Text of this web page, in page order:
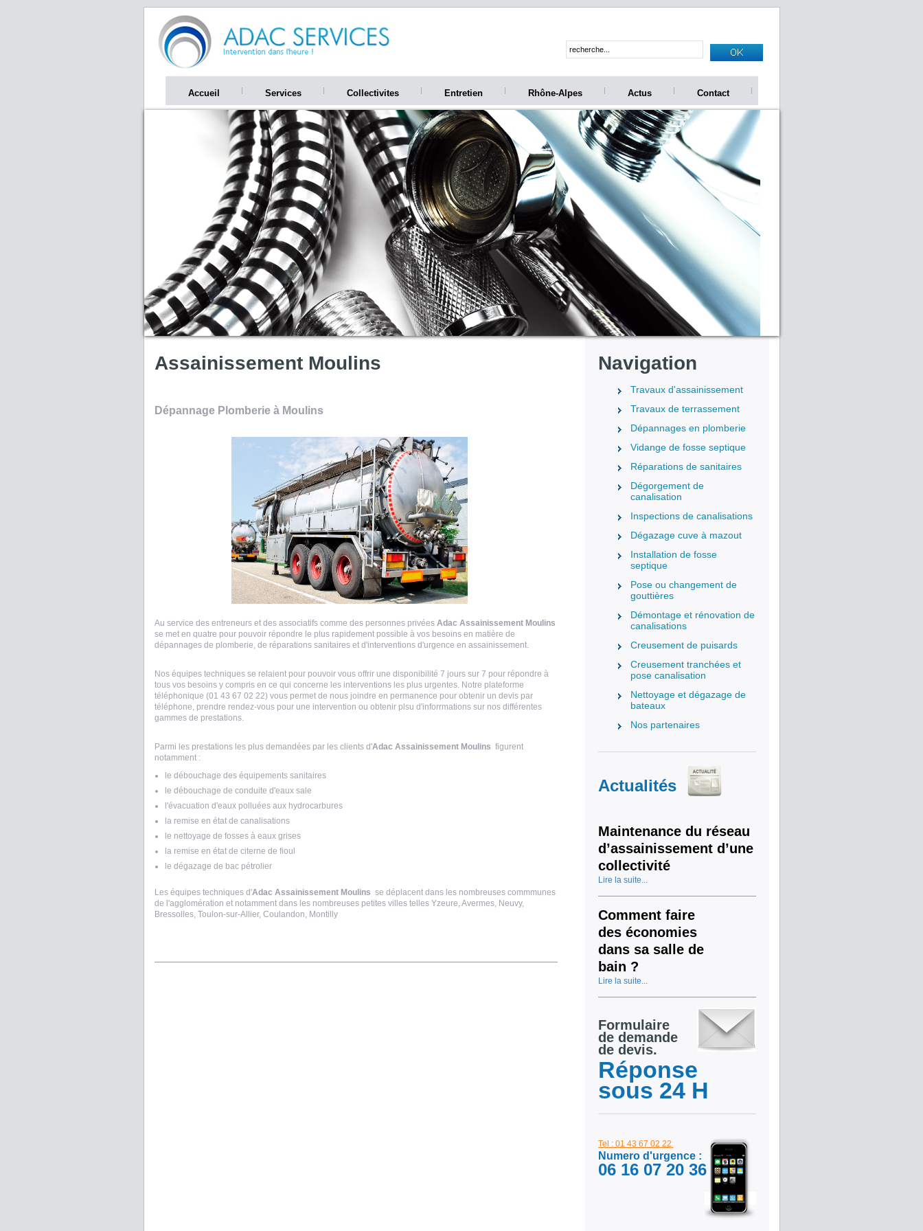
Accueil Services Collectivites Entretien Rhône-Alpes Actus Contact
Assainissement Moulins
Dépannage Plomberie à Moulins
Au service des entreneurs et des associatifs comme des personnes privées Adac Assainissement Moulins
se met en quatre pour pouvoir répondre le plus rapidement possible à vos besoins en matière de
dépannages de plomberie, de réparations sanitaires et d'interventions d'urgence en assainissement.
Nos équipes techniques se relaient pour pouvoir vous offrir une disponibilité 7 jours sur 7 pour répondre à
tous vos besoins y compris en ce qui concerne les interventions les plus urgentes. Notre plateforme
téléphonique (01 43 67 02 22) vous permet de nous joindre en permanence pour obtenir un devis par
téléphone, prendre rendez-vous pour une intervention ou obtenir plsu d'inforrmations sur nos différentes
gammes de prestations.
Parmi les prestations les plus demandées par les clients d'Adac Assainissement Moulins figurent
notamment :
le débouchage des équipements sanitaires
le débouchage de conduite d'eaux sale
l'évacuation d'eaux polluées aux hydrocarbures
la remise en état de canalisations
le nettoyage de fosses à eaux grises
la remise en état de citerne de fioul
le dégazage de bac pétrolier
Les équipes techniques d'Adac Assainissement Moulins se déplacent dans les nombreuses commmunes
de l'agglomération et notamment dans les nombreuses petites villes telles Yzeure, Avermes, Neuvy,
Bressolles, Toulon-sur-Allier, Coulandon, Montilly
Navigation
Travaux d'assainissement
Travaux de terrassement
Dépannages en plomberie
Vidange de fosse septique
Réparations de sanitaires
Dégorgement de
canalisation
Inspections de canalisations
Dégazage cuve à mazout
Installation de fosse
septique
Pose ou changement de
gouttières
Démontage et rénovation de
canalisations
Creusement de puisards
Creusement tranchées et
pose canalisation
Nettoyage et dégazage de
bateaux
Nos partenaires
Actualités
Maintenance du réseau
d’assainissement d’une
collectivité
Lire la suite...
Comment faire
des économies
dans sa salle de
bain ?
Lire la suite...
Formulaire
de demande
de devis.
Réponse
sous 24 H
Tel : 01 43 67 02 22
Numero d'urgence :
06 16 07 20 36